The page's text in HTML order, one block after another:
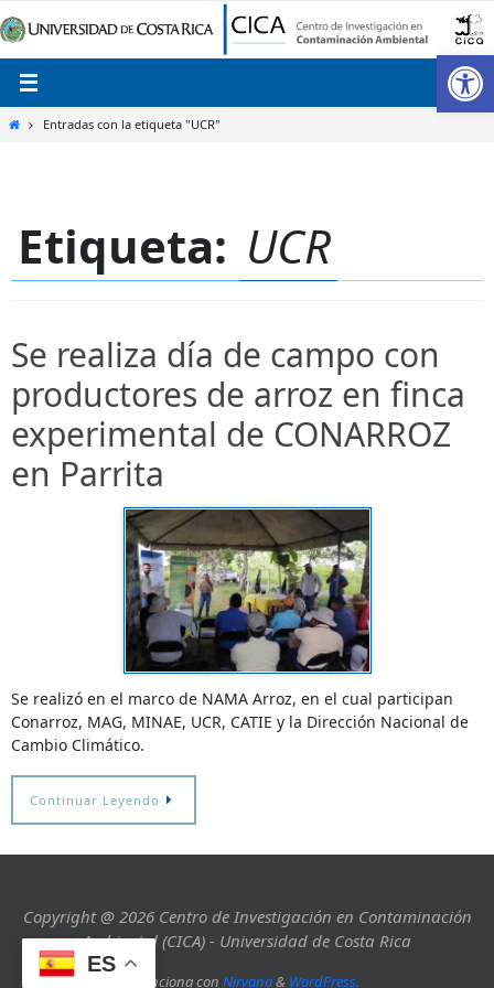
al
contenido
InicioEntradas con la etiqueta "UCR"
Etiqueta: UCR
Se realiza día de campo con
productores de arroz en finca
experimental de CONARROZ
en Parrita
Se realizó en el marco de NAMA Arroz, en el cual participan
Conarroz, MAG, MINAE, UCR, CATIE y la Dirección Nacional de
Cambio Climático.
Continuar Leyendo
Copyright @ 2026 Centro de Investigación en Contaminación
Ambiental (CICA) - Universidad de Costa Rica
Funciona con Nirvana& WordPress.
ES